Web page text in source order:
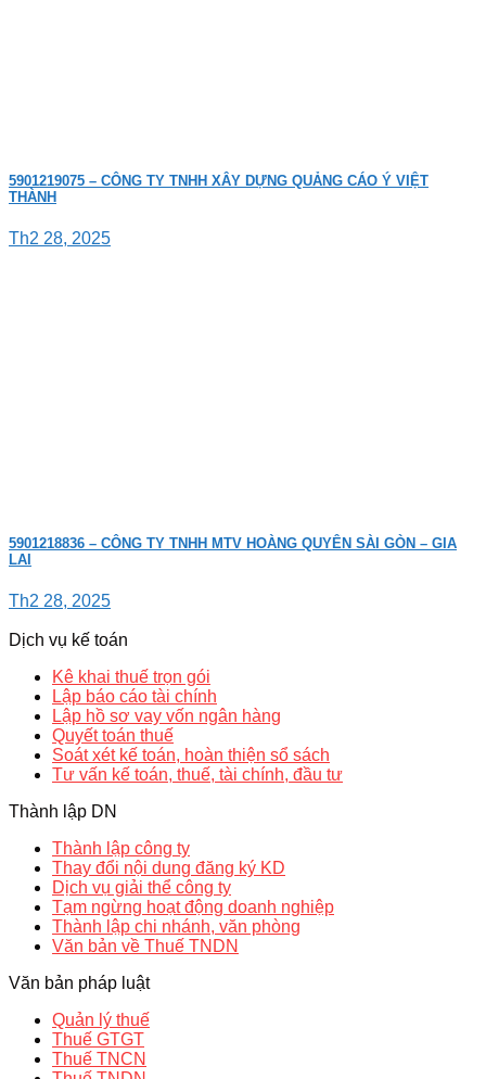
5901219075 – CÔNG TY TNHH XÂY DỰNG QUẢNG CÁO Ý VIỆT
THÀNH
Th2 28, 2025
5901218836 – CÔNG TY TNHH MTV HOÀNG QUYÊN SÀI GÒN – GIA
LAI
Th2 28, 2025
Dịch vụ kế toán
Kê khai thuế trọn gói
Lập báo cáo tài chính
Lập hồ sơ vay vốn ngân hàng
Quyết toán thuế
Soát xét kế toán, hoàn thiện sổ sách
Tư vấn kế toán, thuế, tài chính, đầu tư
Thành lập DN
Thành lập công ty
Thay đổi nội dung đăng ký KD
Dịch vụ giải thể công ty
Tạm ngừng hoạt động doanh nghiệp
Thành lập chi nhánh, văn phòng
Văn bản về Thuế TNDN
Văn bản pháp luật
Quản lý thuế
Thuế GTGT
Thuế TNCN